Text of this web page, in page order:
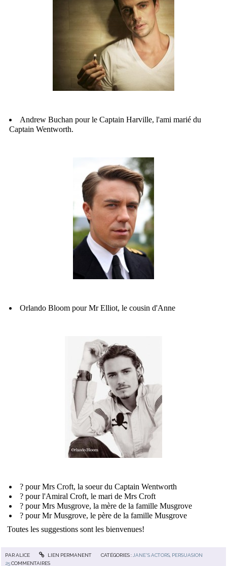
Andrew Buchan pour le Captain Harville, l'ami marié du
Captain Wentworth.
Orlando Bloom pour Mr Elliot, le cousin d'Anne
? pour Mrs Croft, la soeur du Captain Wentworth
? pour l'Amiral Croft, le mari de Mrs Croft
? pour Mrs Musgrove, la mère de la famille Musgrove
? pour Mr Musgrove, le père de la famille Musgrove
Toutes les suggestions sont les bienvenues!
PARALICE LIEN PERMANENT CATÉGORIES :JANE'S ACTORS, PERSUASION
25COMMENTAIRES